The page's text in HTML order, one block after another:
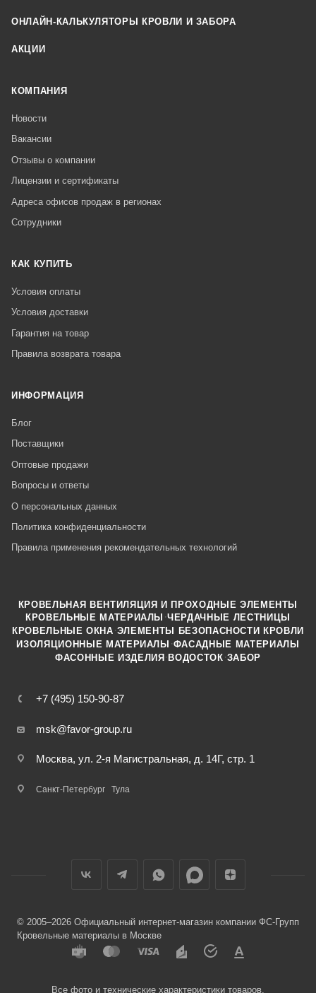
ОНЛАЙН-КАЛЬКУЛЯТОРЫ КРОВЛИ И ЗАБОРА
АКЦИИ
КОМПАНИЯ
Новости
Вакансии
Отзывы о компании
Лицензии и сертификаты
Адреса офисов продаж в регионах
Сотрудники
КАК КУПИТЬ
Условия оплаты
Условия доставки
Гарантия на товар
Правила возврата товара
ИНФОРМАЦИЯ
Блог
Поставщики
Оптовые продажи
Вопросы и ответы
О персональных данных
Политика конфиденциальности
Правила применения рекомендательных технологий
+7 (495) 150-90-87
msk@favor-group.ru
Москва, ул. 2-я Магистральная, д. 14Г, стр. 1
Санкт-Петербург Тула
КРОВЕЛЬНАЯ ВЕНТИЛЯЦИЯ И ПРОХОДНЫЕ ЭЛЕМЕНТЫ
КРОВЕЛЬНЫЕ МАТЕРИАЛЫ ·ЧЕРДАЧНЫЕ ЛЕСТНИЦЫ
КРОВЕЛЬНЫЕ ОКНА ·ЭЛЕМЕНТЫ БЕЗОПАСНОСТИ КРОВЛИ
ИЗОЛЯЦИОННЫЕ МАТЕРИАЛЫ ·ФАСАДНЫЕ МАТЕРИАЛЫ
ФАСОННЫЕ ИЗДЕЛИЯ ·ВОДОСТОК ·ЗАБОР
© 2005–2026 Официальный интернет-магазин компании ФС-Групп
Кровельные материалы в Москве
Все фото и технические характеристики товаров,